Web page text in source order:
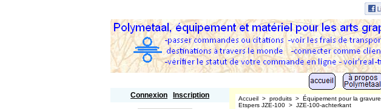
Connexion Inscription Accueil > produits > Équipement pour la gravure
Etspers JZE-100 > JZE-100-achterkant